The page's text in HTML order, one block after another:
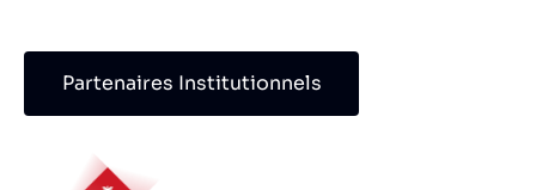
Partenaires Institutionnels